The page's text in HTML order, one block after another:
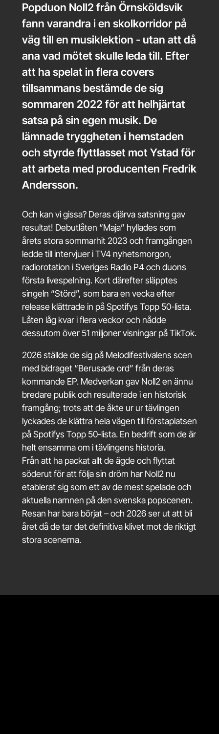
Popduon Noll2 från Örnsköldsvik
fann varandra i en skolkorridor på
väg till en musiklektion - utan att då
ana vad mötet skulle leda till. Efter
att ha spelat in flera covers
tillsammans bestämde de sig
sommaren 2022 för att helhjärtat
satsa på sin egen musik. De
lämnade tryggheten i hemstaden
och styrde flyttlasset mot Ystad för
att arbeta med producenten Fredrik
Andersson.
Och kan vi gissa? Deras djärva satsning gav
resultat! Debutlåten “Maja” hyllades som
årets stora sommarhit 2023 och framgången
ledde till intervjuer i TV4 nyhetsmorgon,
radiorotation i Sveriges Radio P4 och duons
första livespelning. Kort därefter släpptes
singeln “Störd”, som bara en vecka efter
release klättrade in på Spotifys Topp 50-lista.
Låten låg kvar i flera veckor och nådde
dessutom över 51 miljoner visningar på TikTok.
2026 ställde de sig på Melodifestivalens scen
med bidraget “Berusade ord” från deras
kommande EP. Medverkan gav Noll2 en ännu
bredare publik och resulterade i en historisk
framgång; trots att de åkte ur ur tävlingen
lyckades de klättra hela vägen till förstaplatsen
på Spotifys Topp 50-lista. En bedrift som de är
helt ensamma om i tävlingens historia.
Från att ha packat allt de ägde och flyttat
söderut för att följa sin dröm har Noll2 nu
etablerat sig som ett av de mest spelade och
aktuella namnen på den svenska popscenen.
Resan har bara börjat – och 2026 ser ut att bli
året då de tar det definitiva klivet mot de riktigt
stora scenerna.